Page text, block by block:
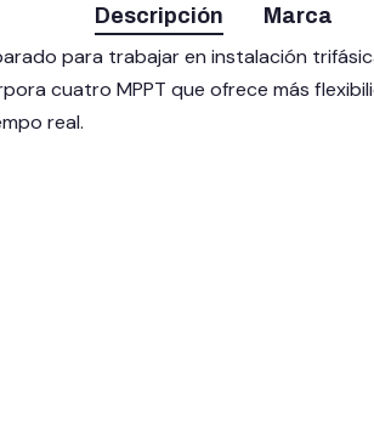
Descripción Marca
para trabajar en instalación
cuatro MPPT que ofrece más
real.